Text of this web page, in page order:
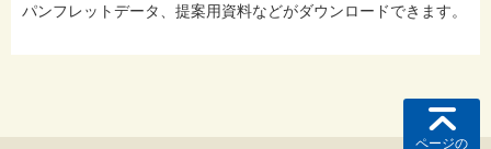
パンフレットデータ、提案用資料などがダウンロードできます。
ページの